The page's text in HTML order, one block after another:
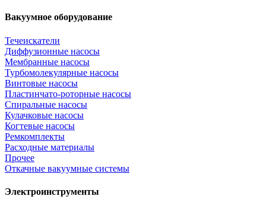
Вакуумное оборудование
Течеискатели
Диффузионные насосы
Мембранные насосы
Турбомолекулярные насосы
Винтовые насосы
Пластинчато-роторные насосы
Спиральные насосы
Кулачковые насосы
Когтевые насосы
Ремкомплекты
Расходные материалы
Прочее
Откачные вакуумные системы
Электроинструменты